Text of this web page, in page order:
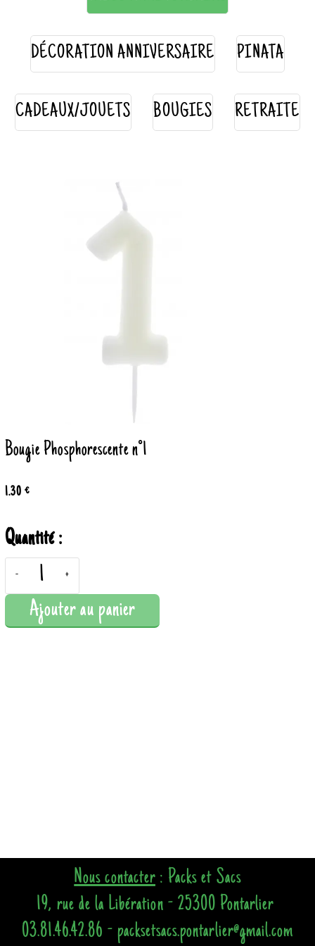
DÉCORATION ANNIVERSAIRE PINATA
CADEAUX/JOUETS BOUGIES RETRAITE
Bougie Phosphorescente n°1
1.30 €
Quantité :
- +
Ajouter au panier
Nous contacter: Packs et Sacs
19, rue de la Libération - 25300 Pontarlier
03.81.46.42.86 - packsetsacs.pontarlier@gmail.com